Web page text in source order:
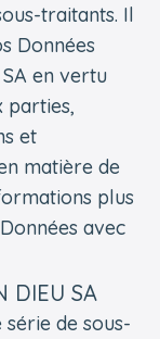
traitants. Il
Données
en vertu
parties,
et
matière de
plus
avec
DIEU SA
série de sous-